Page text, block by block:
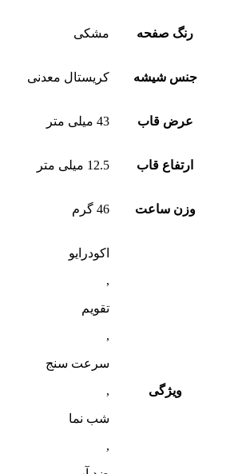
رنگ صفحه مشکی
جنس شیشه کریستال معدنی
عرض قاب 43 میلی متر
ارتفاع قاب 12.5 میلی متر
وزن ساعت 46 گرم
ویژگی
اکودرایو
,
تقویم
,
سرعت سنج
,
شب‌ نما
,